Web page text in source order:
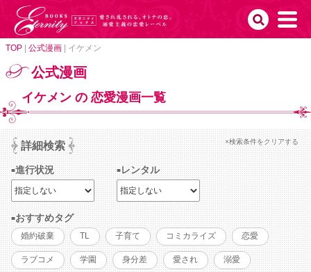
TOP 公式漫画 イケメン
公式漫画
イケメン の 恋愛漫画一覧
詳細検索 ×検索条件をクリアする
進行状況 レンタル
おすすめタグ
婚約破棄 TL 子育て コミカライズ 恋愛
ラブコメ 学園 身分差 愛され 溺愛